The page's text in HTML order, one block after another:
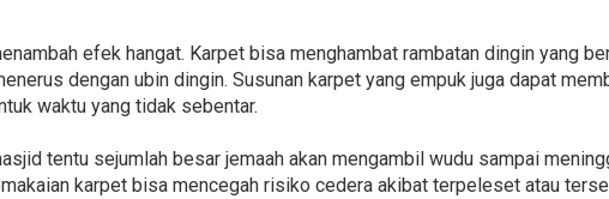
efek hangat. Karpet bisa menghambat rambatan dingin yang
dengan ubin dingin. Susunan karpet yang empuk juga dapat
waktu yang tidak sebentar.
tentu sejumlah besar jemaah akan mengambil wudu sampai
karpet bisa mencegah risiko cedera akibat terpeleset atau